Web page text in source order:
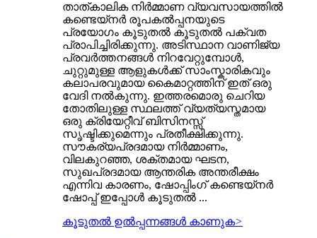
താത്കാലിക നിർമ്മാണ വ്യവസായത്തിൽ
കണ്ടെയ്നർ രൂപകൽപ്പനയുടെ
പ്രയോഗം കൂടുതൽ കൂടുതൽ പക്വത
പ്രാപിച്ചിരിക്കുന്നു. അടിസ്ഥാന വാണിജ്യ
പ്രവർത്തനങ്ങൾ നിറവേറ്റുമ്പോൾ,
ചുറ്റുമുള്ള ആളുകൾക്ക് സാംസ്കാരികവും
കലാപരവുമായ കൈമാറ്റത്തിന് ഇത് ഒരു
വേദി നൽകുന്നു. ഇത്തരമൊരു ചെറിയ
തോതിലുള്ള സ്ഥലത്ത് വ്യത്യസ്തമായ
ഒരു ക്രിയേറ്റീവ് ബിസിനസ്സ്
സൃഷ്ടിക്കുമെന്നും പ്രതീക്ഷിക്കുന്നു.
സൗകര്യപ്രദമായ നിർമ്മാണം,
വിലകുറഞ്ഞ, ശക്തമായ ഘടന,
സുഖപ്രദമായ ആന്തരിക അന്തരീക്ഷം
എന്നിവ കാരണം, ഷോപ്പിംഗ് കണ്ടെയ്നർ
ഷോപ്പ് ഇപ്പോൾ കൂടുതൽ ...
കൂടുതൽ ഉൽപ്പന്നങ്ങൾ കാണുക>